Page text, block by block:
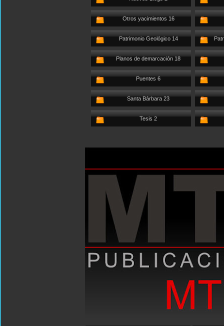
Otros yacimientos 16
Patrimonio Geológico 14
Planos de demarcación 18
Puentes 6
Santa Bárbara 23
Tesis 2